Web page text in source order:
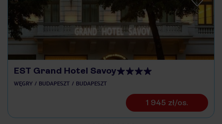
EST Grand Hotel Savoy
WĘGRY BUDAPESZT BUDAPESZT
1 945 zł/os.